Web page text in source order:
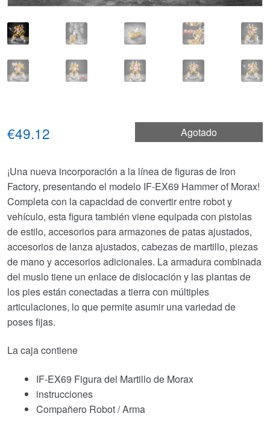
Agotado
€49.12
¡Una nueva incorporación a la línea de figuras de Iron
Factory, presentando el modelo IF-EX69 Hammer of Morax!
Completa con la capacidad de convertir entre robot y
vehículo, esta figura también viene equipada con pistolas
de estilo, accesorios para armazones de patas ajustados,
accesorios de lanza ajustados, cabezas de martillo, piezas
de mano y accesorios adicionales. La armadura combinada
del muslo tiene un enlace de dislocación y las plantas de
los pies están conectadas a tierra con múltiples
articulaciones, lo que permite asumir una variedad de
poses fijas.
La caja contiene
IF-EX69 Figura del Martillo de Morax
instrucciones
Compañero Robot / Arma